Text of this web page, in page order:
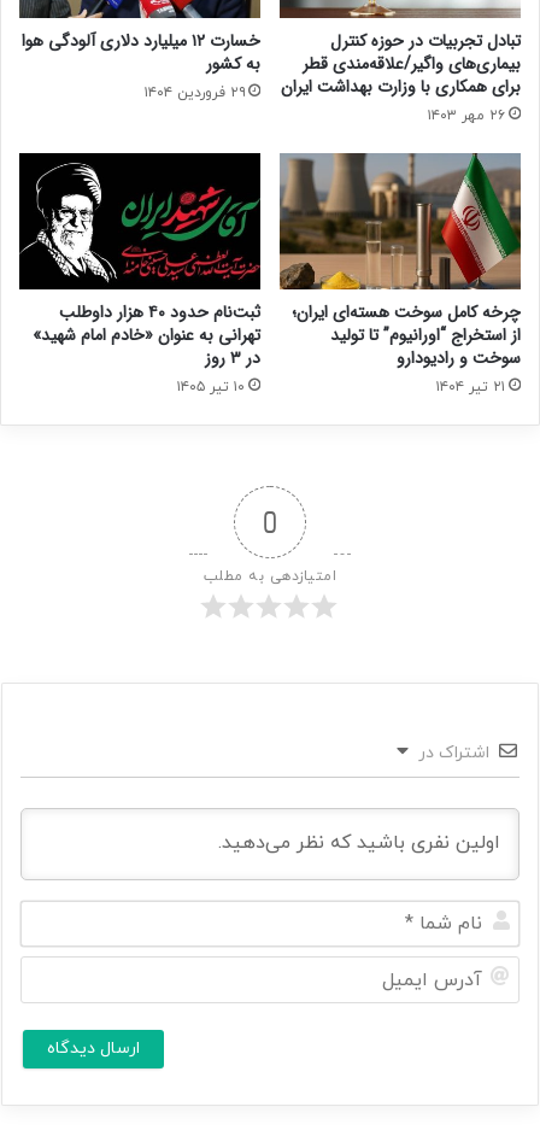
تبادل تجربیات در حوزه کنترل
بیماری‌های واگیر/علاقه‌مندی قطر
برای همکاری با وزارت بهداشت ایران
۲۶ مهر ۱۴۰۳
خسارت ۱۲ میلیارد دلاری آلودگی هوا
به کشور
۲۹ فروردین ۱۴۰۴
چرخه کامل سوخت هسته‌ای ایران؛
از استخراج “اورانیوم” تا تولید
سوخت و رادیودارو
۲۱ تیر ۱۴۰۴
ثبت‌نام حدود ۴۰ هزار داوطلب
تهرانی به عنوان «خادم امام شهید»
در ۳ روز
۱۰ تیر ۱۴۰۵
0
امتیازدهی به مطلب
اشتراک در
م
م